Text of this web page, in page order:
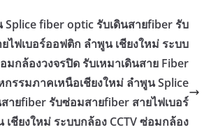
Splice fiber optic รับเดินสายfiber รับ
ไฟเบอร์ออฟติก ลำพูน เชียงใหม่ ระบบ
มกล้องวงจรปิด รับเหมาเดินสาย Fiber
รรมภาคเหนือเชียงใหม่ ลำพูน Splice
ายfiber รับซ่อมสายfiber สายไฟเบอร์
ชียงใหม่ ระบบกล้อง CCTV ซ่อมกล้อง